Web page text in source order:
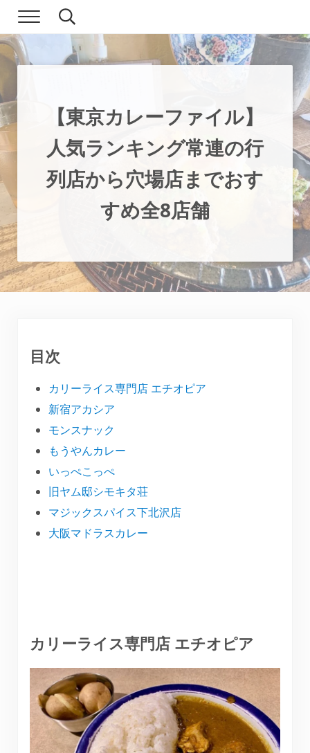
Skip to main content
Skip to header right navigation
Skip to site footer
現実逃避.com
食べ歩き、一人旅…そして時々家族旅行
Menu Search...
【東京カレーファイル】
人気ランキング常連の行
列店から穴場店までおす
すめ全8店舗
目次
カリーライス専門店 エチオピア
新宿アカシア
モンスナック
もうやんカレー
いっぺこっぺ
旧ヤム邸シモキタ荘
マジックスパイス下北沢店
大阪マドラスカレー
カリーライス専門店 エチオピア